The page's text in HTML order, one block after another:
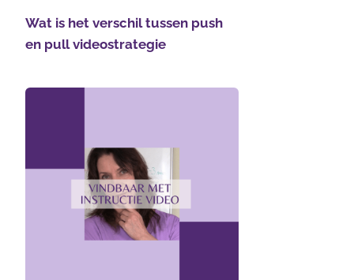
Wat is het verschil tussen push
en pull videostrategie